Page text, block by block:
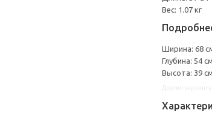
Вес: 1.07 кг
Ширина: 68
Глубина: 54 см
Высота: 39 см